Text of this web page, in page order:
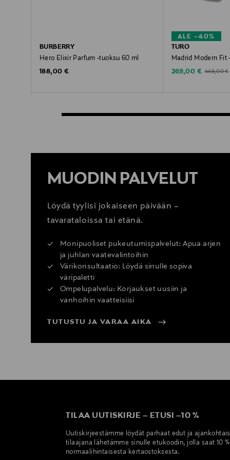
BURBERRY
Hero Elixir Parfum -tuoksu 60 ml
Original Price
188,00 €
ALE –40%
TURO
Madrid Modern Fit
Discounted Price
269,00 € Original
449,00 €
MUODIN PALVELUT
Löydä tyylisi jokaiseen päivään –
tavarataloissa tai etänä.
Monipuoliset pukeutumispalvelut: Apua arjen
ja juhlan vaatevalintoihin
Värikonsultaatio: Löydä sinulle sopiva
väripaletti
Ompelupalvelu: Korjaukset uusiin ja
vanhoihin vaatteisiisi
TUTUSTU JA VARAA AIKA
TILAA UUTISKIRJE – ETUSI –10 %
Uutiskirjeestämme löydät parhaat edut ja
tilaajana lähetämme sinulle etukoodin, jolla saat 10
normaalihintaisesta kertaostoksesta.